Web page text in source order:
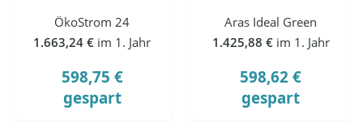
ÖkoStrom 24
1.663,24 € im 1. Jahr
598,75 €
gespart
Aras Ideal Green
1.425,88 € im 1. Jahr
598,62 €
gespart